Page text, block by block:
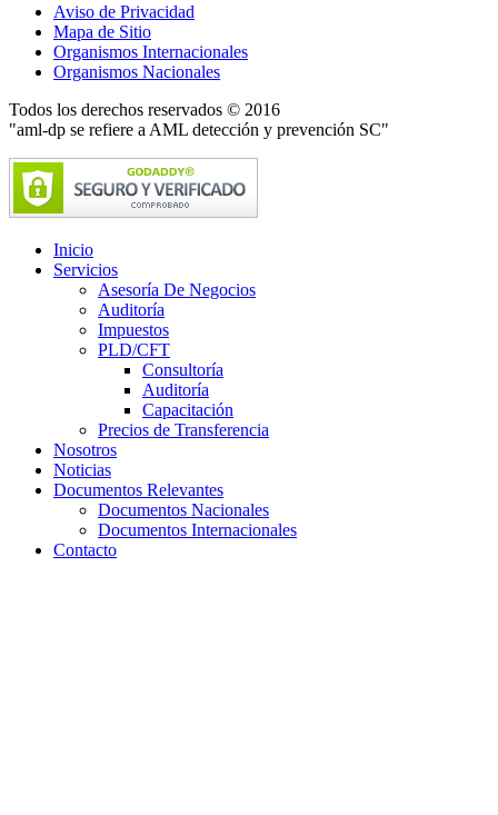
Aviso de Privacidad
Mapa de Sitio
Organismos Internacionales
Organismos Nacionales
Todos los derechos reservados © 2016
"aml-dp se refiere a AML detección y prevención SC"
Inicio
Servicios
Asesoría De Negocios
Auditoría
Impuestos
PLD/CFT
Consultoría
Auditoría
Capacitación
Precios de Transferencia
Nosotros
Noticias
Documentos Relevantes
Documentos Nacionales
Documentos Internacionales
Contacto